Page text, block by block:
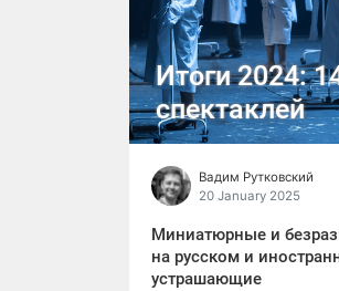
Итоги 2024:
спектаклей
Вадим Рутковский
20 January 2025
Миниатюрные и
на русском и
устрашающие